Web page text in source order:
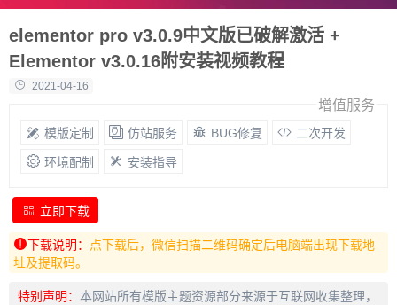
elementor pro v3.0.9中文版已破解激活 +
Elementor v3.0.16附安装视频教程
2021-04-16
增值服务
模版定制 仿站服务 BUG修复 二次开发
环境配制 安装指导
立即下载
下载说明：
点下载后，微信扫描二维码确定后电脑端出现下载地
址及提取码。
特别声明： 本网站所有模版主题资源部分来源于互联网收集整理，